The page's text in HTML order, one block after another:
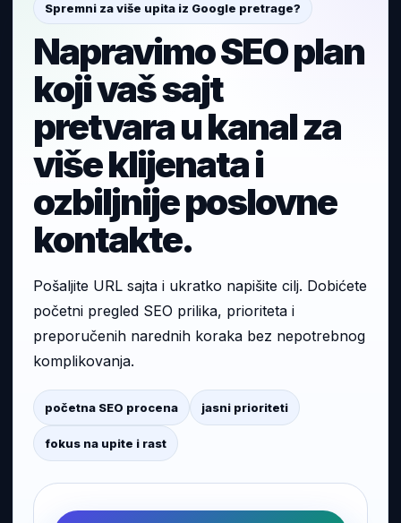
Spremni za više upita iz Google pretrage?
Napravimo SEO plan
koji vaš sajt
pretvara u kanal za
više klijenata i
ozbiljnije poslovne
kontakte.
Pošaljite URL sajta i ukratko napišite cilj. Dobićete
početni pregled SEO prilika, prioriteta i
preporučenih narednih koraka bez nepotrebnog
komplikovanja.
početna SEO procena jasni prioriteti
fokus na upite i rast